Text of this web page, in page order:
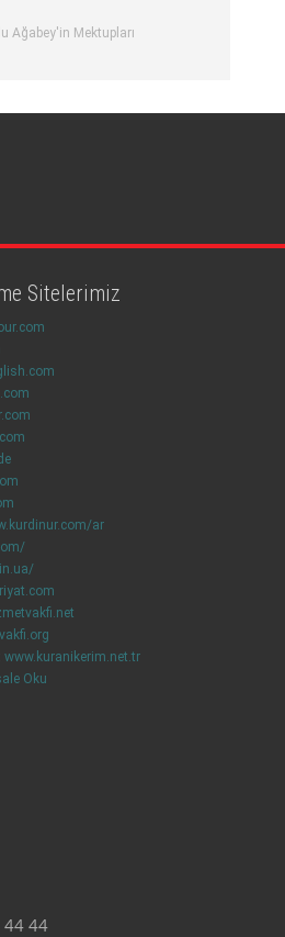
Ağabey'in Mektupları
Sitelerimiz
ar
www.kuranikerim.net.tr
Oku
44 44